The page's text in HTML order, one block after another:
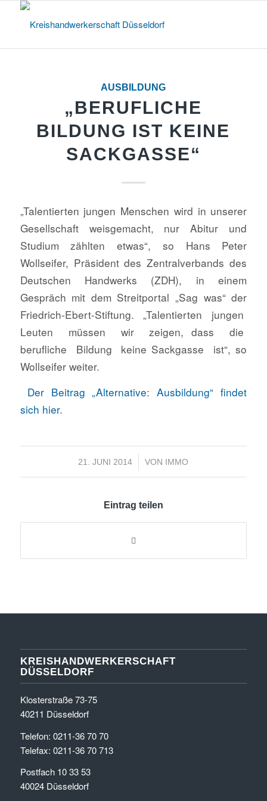
AUSBILDUNG
„BERUFLICHE
BILDUNG IST KEINE
SACKGASSE“
„Talentierten jungen Menschen wird in unserer
Gesellschaft weisgemacht, nur Abitur und
Studium zählten etwas“, so Hans Peter
Wollseifer, Präsident des Zentralverbands des
Deutschen Handwerks (ZDH), in einem
Gespräch mit dem Streitportal „Sag was“ der
Friedrich-Ebert-Stiftung. „Talentierten jungen
Leuten müssen wir zeigen, dass die
berufliche Bildung keine Sackgasse ist“, so
Wollseifer weiter.
Der Beitrag „Alternative: Ausbildung“ findet
sich hier.
21. JUNI 2014
/ VON IMMO
Eintrag teilen
KREISHANDWERKERSCHAFT
DÜSSELDORF
Klosterstraße 73-75
40211 Düsseldorf
Telefon: 0211-36 70 70
Telefax: 0211-36 70 713
Postfach 10 33 53
40024 Düsseldorf